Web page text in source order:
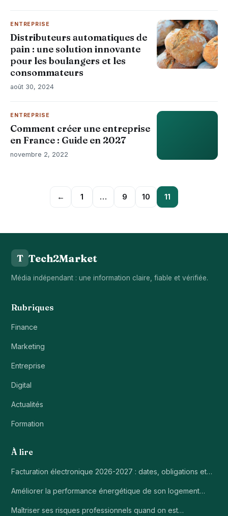
ENTREPRISE
Distributeurs automatiques de
pain : une solution innovante
pour les boulangers et les
consommateurs
août 30, 2024
ENTREPRISE
Comment créer une entreprise
en France : Guide en 2027
novembre 2, 2022
← 1 … 9 10 11
T Tech2Market
Média indépendant : une information claire, fiable et vérifiée.
Rubriques
Finance
Marketing
Entreprise
Digital
Actualités
Formation
À lire
Facturation électronique 2026-2027 : dates, obligations et…
Améliorer la performance énergétique de son logement…
Maîtriser ses risques professionnels quand on est…